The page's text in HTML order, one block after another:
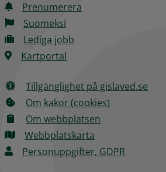
Prenumerera
Suomeksi
Lediga jobb
Kartportal
Tillgänglighet på gislaved.se
Om kakor (cookies)
Om webbplatsen
Webbplatskarta
Personuppgifter, GDPR